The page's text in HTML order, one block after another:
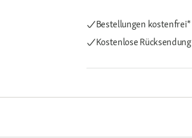
Bestellungen kostenfrei*
Kostenlose Rücksendung